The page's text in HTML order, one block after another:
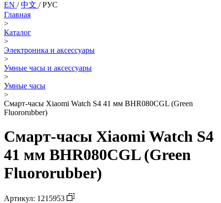
EN /中文 /РУС
Главная
>
Каталог
>
Электроника и аксессуары
>
Умные часы и аксессуары
>
Умные часы
>
Смарт-часы Xiaomi Watch S4 41 мм BHR080CGL (Green
Fluororubber)
Смарт-часы Xiaomi Watch S4
41 мм BHR080CGL (Green
Fluororubber)
Артикул: 1215953